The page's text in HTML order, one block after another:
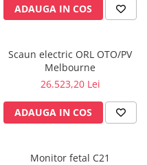
ADAUGA IN COS
Scaun electric ORL OTO/PV
Melbourne
26.523,20 Lei
ADAUGA IN COS
Monitor fetal C21